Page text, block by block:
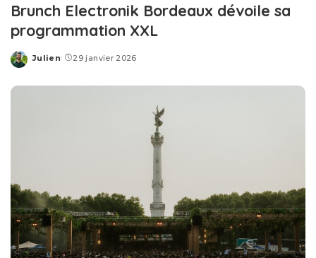
Brunch Electronik Bordeaux dévoile sa
programmation XXL
Posted
Julien 29 janvier 2026